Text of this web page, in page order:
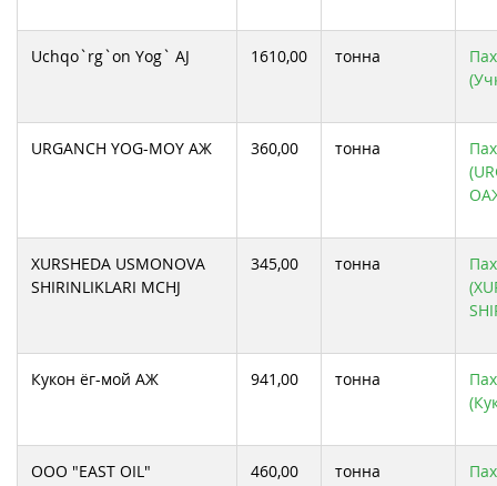
Uchqo`rg`on Yog` AJ 1610,00 тонна
URGANCH YOG-MOY АЖ 360,00 тонна
XURSHEDA USMONOVA
SHIRINLIKLARI MCHJ
345,00 тонна
Кукон ёг-мой АЖ 941,00 тонна
ООО "EAST OIL" 460,00 тонна